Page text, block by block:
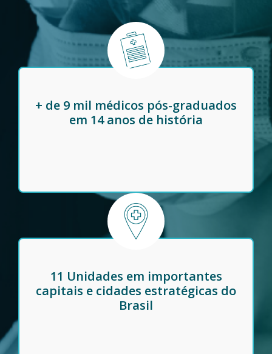
+ de 9 mil médicos pós-graduados
em 14 anos de história
11 Unidades em importantes
capitais e cidades estratégicas do
Brasil